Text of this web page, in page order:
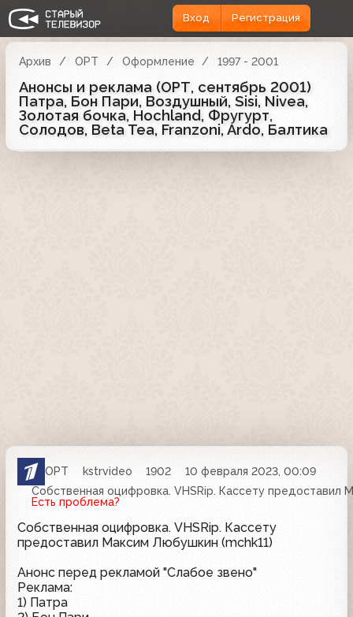
Вход Регистрация
Архив ОРТ Оформление 1997 - 2001
Анонсы и реклама (ОРТ, сентябрь 2001)
Патра, Бон Пари, Воздушный, Sisi, Nivea,
Золотая бочка, Hochland, Фругурт,
Солодов, Beta Tea, Franzoni, Ardo, Балтика
ОРТ kstrvideo 1902
10 февраля 2023, 00:09
Собственная оцифровка. VHSRip. Кассету предоставил
Есть проблема?
Собственная оцифровка. VHSRip. Кассету
предоставил Максим Любушкин (mchk11)
Анонс перед рекламой "Слабое звено"
Реклама:
1) Патра